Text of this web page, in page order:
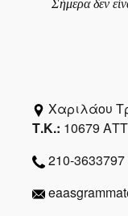
Σήμερα δεν
Χαριλάου
Τ.Κ.: 10679
210-3633797